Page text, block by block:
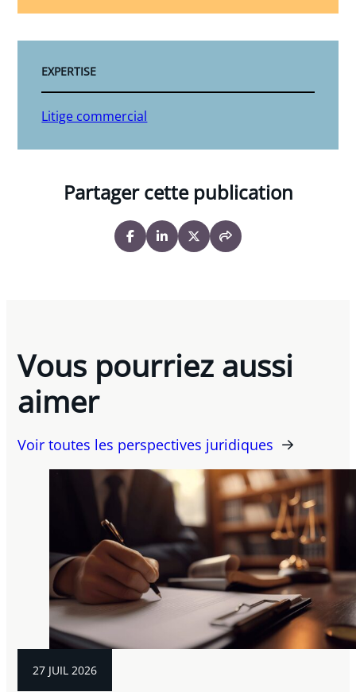
EXPERTISE
Litige commercial
Partager cette publication
Vous pourriez aussi
aimer
Voir toutes les perspectives juridiques
27 JUIL 2026